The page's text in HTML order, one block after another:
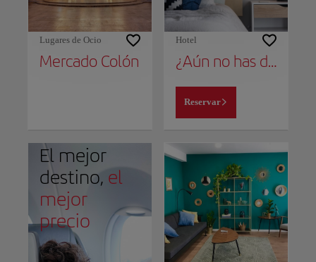
Lugares de Ocio
Mercado Colón
Hotel
¿Aún no has decidido dónde alojarte?
Reservar
El mejor
destino, el
mejor
precio